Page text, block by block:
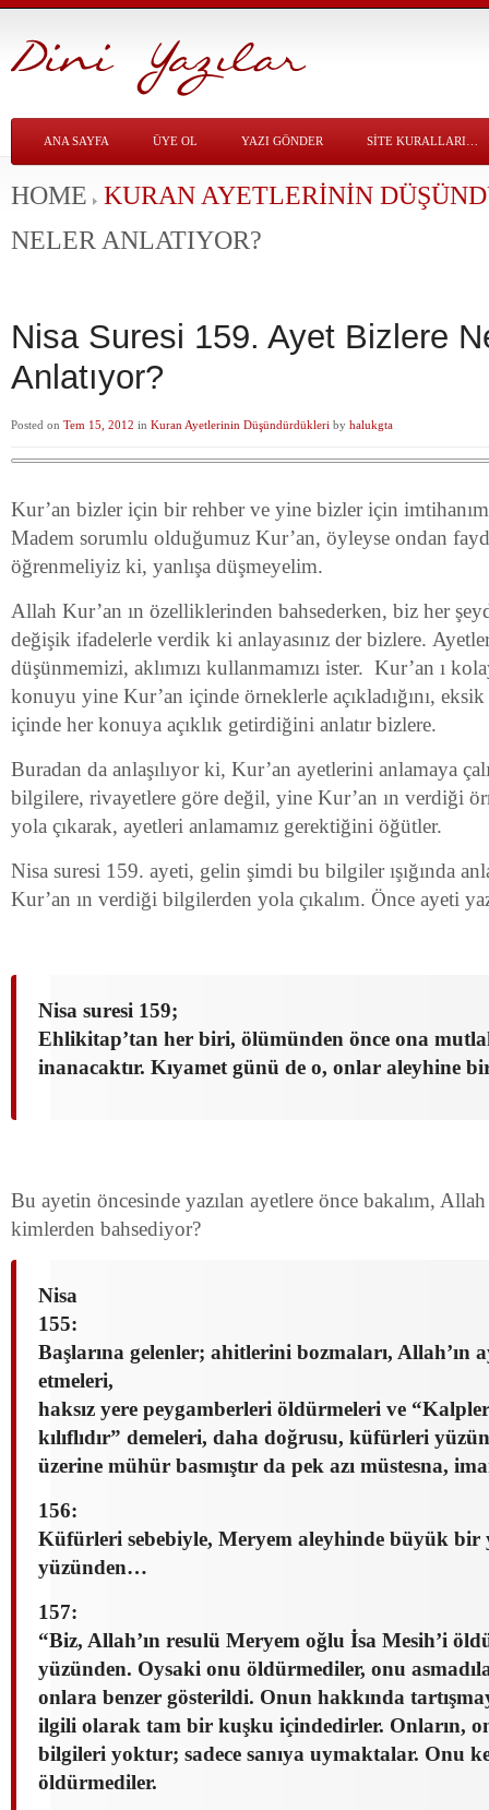
ANA SAYFA ÜYE OL YAZI GÖNDER SITE KURALLARI…
HOME KURAN AYETLERININ
NELER ANLATIYOR?
Nisa Suresi 159. Ayet Bizlere
Anlatıyor?
Posted on Tem 15, 2012 in Kuran Ayetlerinin Düşündürdükleri by halukgta
Kur’an bizler için bir rehber ve yine bizler için
Madem sorumlu olduğumuz Kur’an, öyleyse ondan
öğrenmeliyiz ki, yanlışa düşmeyelim.
Allah Kur’an ın özelliklerinden bahsederken, biz her
değişik ifadelerle verdik ki anlayasınız der bizlere.
düşünmemizi, aklımızı kullanmamızı ister. Kur’an ı
konuyu yine Kur’an içinde örneklerle açıkladığını, eksik
içinde her konuya açıklık getirdiğini anlatır bizlere.
Buradan da anlaşılıyor ki, Kur’an ayetlerini anlamaya
bilgilere, rivayetlere göre değil, yine Kur’an ın verdiği
yola çıkarak, ayetleri anlamamız gerektiğini öğütler.
Nisa suresi 159. ayeti, gelin şimdi bu bilgiler ışığında
Kur’an ın verdiği bilgilerden yola çıkalım. Önce ayeti
Nisa suresi 159;
Ehlikitap’tan her biri, ölümünden önce ona
inanacaktır. Kıyamet günü de o, onlar aleyhine
Bu ayetin öncesinde yazılan ayetlere önce bakalım,
kimlerden bahsediyor?
Nisa
155:
Başlarına gelenler; ahitlerini bozmaları, Allah’ın
etmeleri,
haksız yere peygamberleri öldürmeleri ve
kılıflıdır” demeleri, daha doğrusu, küfürleri
üzerine mühür basmıştır da pek azı müstesna,
156:
Küfürleri sebebiyle, Meryem aleyhinde büyük bir
yüzünden…
157:
“Biz, Allah’ın resulü Meryem oğlu İsa Mesih’i
yüzünden. Oysaki onu öldürmediler, onu
onlara benzer gösterildi. Onun hakkında
ilgili olarak tam bir kuşku içindedirler. Onların,
bilgileri yoktur; sadece sanıya uymaktalar. Onu
öldürmediler.